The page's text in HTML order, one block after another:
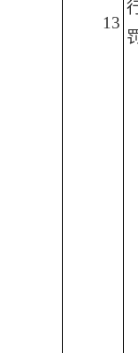
13